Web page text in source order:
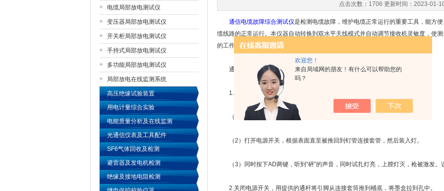
欢迎您！
来自局域网的朋友！有什么可以帮助您的
吗？
电缆局部放电测试仪
变压器局部放电测试仪
开关柜局部放电测试仪
手持式局部放电测试仪
多功能局部放电测试仪
局部放电在线监测系统
高压绝缘试验装置
用电计量综合实验
电能质量分析及在线监测
光通信仪表及工具配件
SF6气体回收及检测
避雷器及发电机检测
绝缘及接地电阻检测
点击次数：1706 更新时间：2023-01-
通信电缆故障综合测试仪是检测电缆故障，维护电缆正常运行的重要工具，能方
缆线路的正常运行。本仪器自动转换到双水平天线模式并自动调节接收机灵敏度，使
的工作模式。
通信电缆故障综合测试仪在进行安装时需要我们注意些什么呢？
1.空试操作：
（1）拧紧电缆测试天线，并拔出。
（2）打开电源开关，根据表面直至被推回到钉管连接套管，然后装入灯。
（3）同时按下AD两键，听到“砰”的声音，同时试扎灯亮，上膛灯灭，枪被激发。
2.关闭电源开关，用提供的通杆将引脚从连接套筒推到桶底，将墨盒拉到孔中。